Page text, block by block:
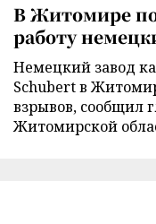
В Житомире
работу
Немецкий завод
Schubert в
взрывов, сообщил
Житомирской